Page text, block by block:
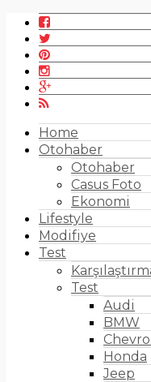
Home
Otohaber
Otohaber
Casus Foto
Ekonomi
Lifestyle
Modifiye
Test
Test
Audi
BMW
Honda
Jeep